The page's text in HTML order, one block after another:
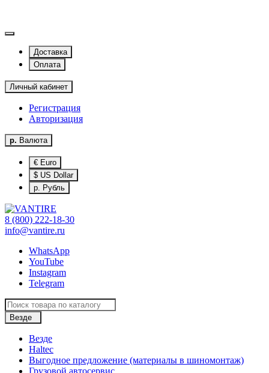
Доставка
Оплата
Личный кабинет
Регистрация
Авторизация
р. Валюта
€ Euro
$ US Dollar
р. Рубль
8 (800) 222-18-30
info@vantire.ru
WhatsApp
YouTube
Instagram
Telegram
Везде
Везде
Haltec
Выгодное предложение (материалы в шиномонтаж)
Грузовой автосервис